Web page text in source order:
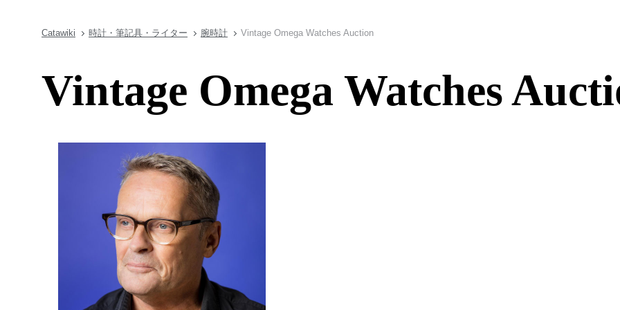
Catawiki 時計・筆記具・ライター 腕時計 Vintage Omega Watches Auction
Vintage Omega Watches